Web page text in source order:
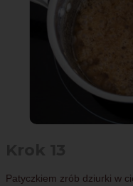
Patyczkiem zrób dziurki w